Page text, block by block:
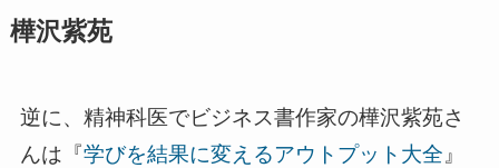
樺沢紫苑
逆に、精神科医でビジネス書作家の樺沢紫苑さ
んは『学びを結果に変えるアウトプット大全』